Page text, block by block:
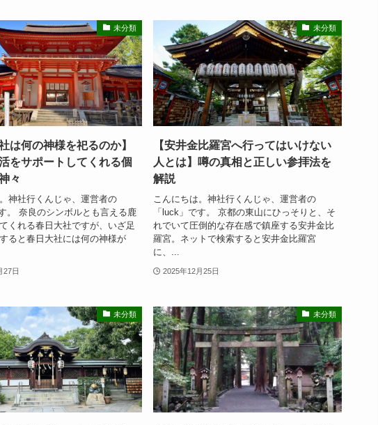
未分類
は何の神様を祀るのか】
をサポートしてくれる個
々
神社行くんじゃ、運営者の
。 奈良のシンボルとも言える鹿
くれる春日大社ですが、いざ足
ると春日大社には何の神様が
27日
未分類
【安井金比羅宮へ行ってはいけない
人とは】噂の真相と正しい参拝法を
解説
こんにちは。神社行くんじゃ、運営者の
「luck」です。 京都の東山にひっそりと、そ
れでいて圧倒的な存在感で鎮座する安井金比
羅宮。ネットで検索すると安井金比羅宮
に、...
2025年12月25日
未分類 未分類